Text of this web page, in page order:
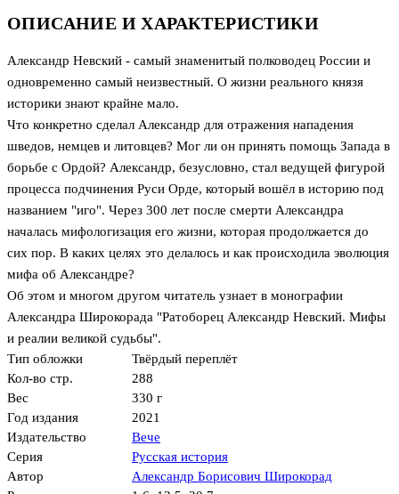
ОПИСАНИЕ И ХАРАКТЕРИСТИКИ
Александр Невский - самый знаменитый полководец России и
одновременно самый неизвестный. О жизни реального князя
историки знают крайне мало.
Что конкретно сделал Александр для отражения нападения
шведов, немцев и литовцев? Мог ли он принять помощь Запада в
борьбе с Ордой? Александр, безусловно, стал ведущей фигурой
процесса подчинения Руси Орде, который вошёл в историю под
названием "иго". Через 300 лет после смерти Александра
началась мифологизация его жизни, которая продолжается до
сих пор. В каких целях это делалось и как происходила эволюция
мифа об Александре?
Об этом и многом другом читатель узнает в монографии
Александра Широкорада "Ратоборец Александр Невский. Мифы
и реалии великой судьбы".
Тип обложки
Твёрдый переплёт
Кол-во стр.
288
Вес
330 г
Год издания
2021
Издательство
Вече
Серия
Русская история
Автор
Александр Борисович Широкорад